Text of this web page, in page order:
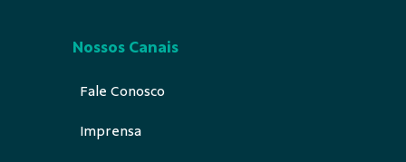
Nossos Canais
Fale Conosco
Imprensa